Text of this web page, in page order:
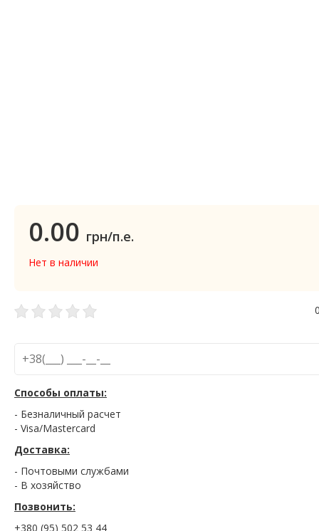
0.00 грн/п.е.
Нет в наличии
Способы оплаты:
- Безналичный расчет
- Visa/Mastercard
Доставка:
- Почтовыми службами
- В хозяйство
Позвонить:
+380 (95) 502 53 44